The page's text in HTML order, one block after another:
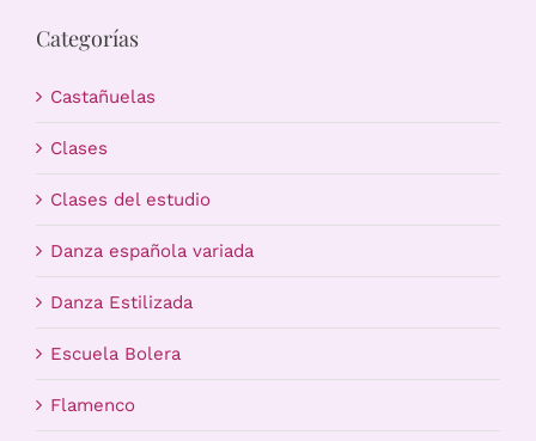
Carrito
Categorías
Castañuelas
Clases
Clases del estudio
Danza española variada
Danza Estilizada
Escuela Bolera
Flamenco